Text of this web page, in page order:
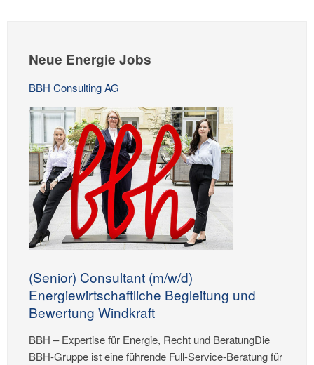
Neue Energie Jobs
BBH Consulting AG
(Senior) Consultant (m/w/d)
Energiewirtschaftliche Begleitung und
Bewertung Windkraft
BBH – Expertise für Energie, Recht und BeratungDie
BBH-Gruppe ist eine führende Full-Service-Beratung für